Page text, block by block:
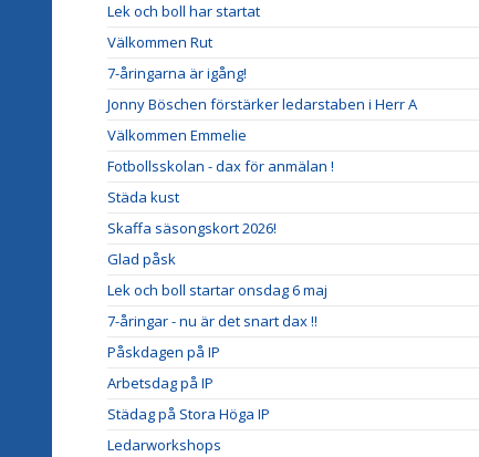
Lek och boll har startat
Välkommen Rut
7-åringarna är igång!
Jonny Böschen förstärker ledarstaben i Herr A
Välkommen Emmelie
Fotbollsskolan - dax för anmälan !
Städa kust
Skaffa säsongskort 2026!
Glad påsk
Lek och boll startar onsdag 6 maj
7-åringar - nu är det snart dax !!
Påskdagen på IP
Arbetsdag på IP
Städag på Stora Höga IP
Ledarworkshops